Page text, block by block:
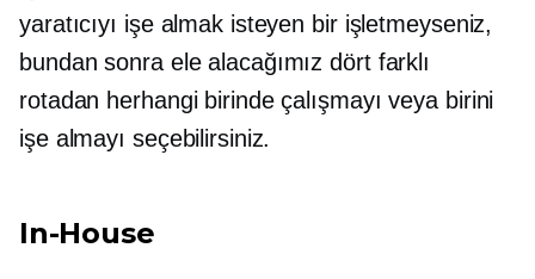
yaratıcıyı işe almak isteyen bir işletmeyseniz,
bundan sonra ele alacağımız dört farklı
rotadan herhangi birinde çalışmayı veya birini
işe almayı seçebilirsiniz.
In-House